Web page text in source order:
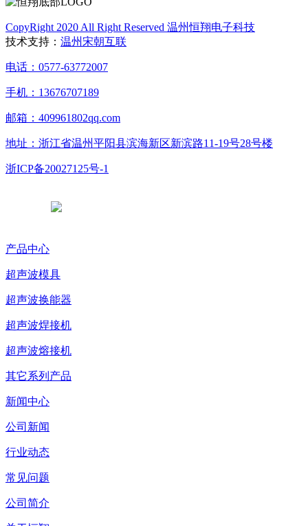
CopyRight 2020 All Right Reserved 温州恒翔电子科技
技术支持： 温州宋朝互联
电话：0577-63772007
手机：13676707189
邮箱：409961802qq.com
地址：浙江省温州平阳县滨海新区新滨路11-19号28号楼
浙ICP备20027125号-1
产品中心
超声波模具
超声波换能器
超声波焊接机
超声波熔接机
其它系列产品
新闻中心
公司新闻
行业动态
常见问题
公司简介